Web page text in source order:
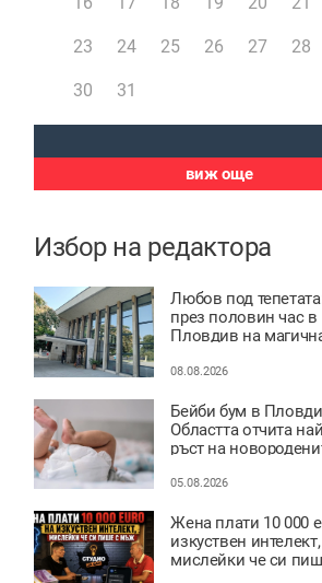
23 24 25 26 27 28
30 31
виж още
Избор на редактора
Любов под
през половин час в
Пловдив на
08.08.2026
Бейби бум в
Областта отчита
ръст на
05.08.2026
Жена плати 10 000
изкуствен интелект,
мислейки че си